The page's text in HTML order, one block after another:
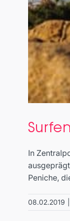
In
Peniche,
08.02.2019